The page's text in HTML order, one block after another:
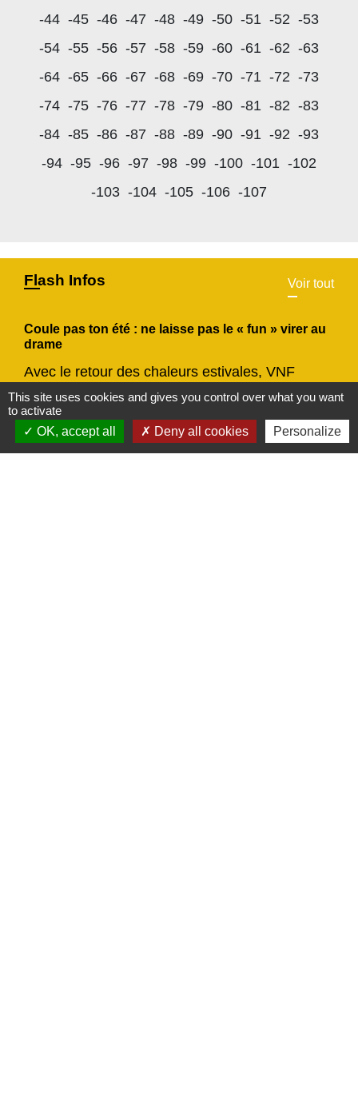
-44 -45 -46 -47 -48 -49 -50 -51 -52 -53
-54 -55 -56 -57 -58 -59 -60 -61 -62 -63
-64 -65 -66 -67 -68 -69 -70 -71 -72 -73
-74 -75 -76 -77 -78 -79 -80 -81 -82 -83
-84 -85 -86 -87 -88 -89 -90 -91 -92 -93
-94 -95 -96 -97 -98 -99 -100 -101 -102
-103 -104 -105 -106 -107
Flash Infos Voir tout
Coule pas ton été : ne laisse pas le « fun » virer au
drame
Avec le retour des chaleurs estivales, VNF
(Voies navigables de France) alerte sur les
risques liés à la baignade sauvage.
chevron_left Previous
chevron_rightNext
This site uses cookies and gives you control over what you want
to activate
OK, accept all
Deny all cookies Personalize